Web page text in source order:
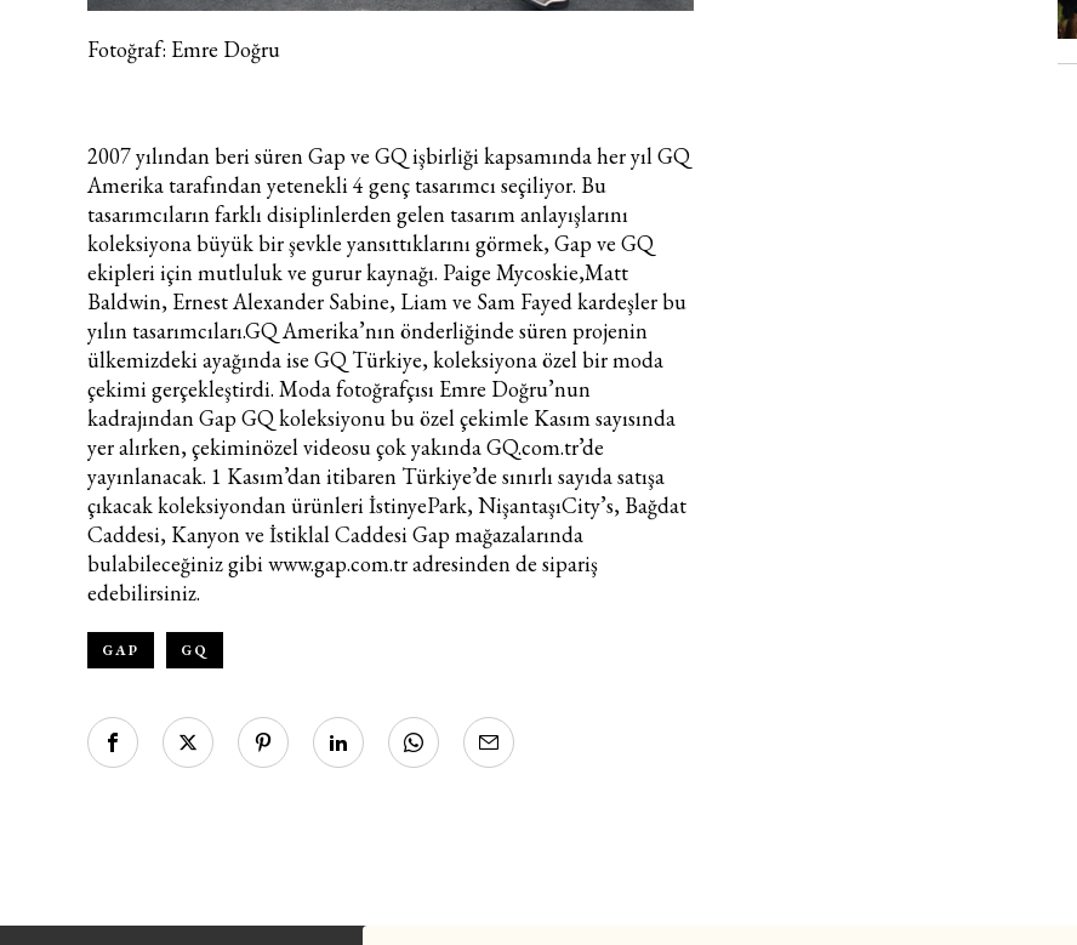
Haftalık E-Bülten
Moda dünyasında neler oluyor? Yeni fikirler, öne çıkan
koleksiyonlar, en vogue trendler, ünlülerden güzelllik sırları
ve en popüler partilerden haberdar olmak için haftalık e-
bültenimize kaydolun.
Turkuvaz Haberleşme ve Yayıncılık A.Ş. tarafından
https://vogue.com.tr/
Fotoğraf: Emre Doğru
2007 yılından beri süren Gap ve GQ işbirliği kapsamında her yıl GQ
Amerika tarafından yetenekli 4 genç tasarımcı seçiliyor. Bu
tasarımcıların farklı disiplinlerden gelen tasarım anlayışlarını
koleksiyona büyük bir şevkle yansıttıklarını görmek, Gap ve GQ
ekipleri için mutluluk ve gurur kaynağı. Paige Mycoskie,Matt
Baldwin, Ernest Alexander Sabine, Liam ve Sam Fayed kardeşler bu
yılın tasarımcıları.GQ Amerika’nın önderliğinde süren projenin
ülkemizdeki ayağında ise GQ Türkiye, koleksiyona özel bir moda
çekimi gerçekleştirdi. Moda fotoğrafçısı Emre Doğru’nun
kadrajından Gap GQ koleksiyonu bu özel çekimle Kasım sayısında
yer alırken, çekiminözel videosu çok yakında GQ.com.tr’de
yayınlanacak. 1 Kasım’dan itibaren Türkiye’de sınırlı sayıda satışa
çıkacak koleksiyondan ürünleri İstinyePark, NişantaşıCity’s, Bağdat
Caddesi, Kanyon ve İstiklal Caddesi Gap mağazalarında
bulabileceğiniz gibiwww.gap.com.tradresinden de sipariş
edebilirsiniz.
GAP GQ